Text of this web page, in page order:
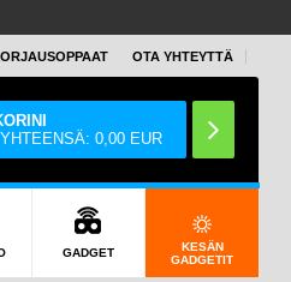
OTA YHTEYTTÄ
0,00 EUR
GADGET
KESÄN
GADGETIT